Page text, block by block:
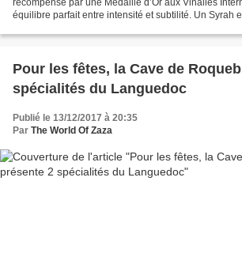
récompensé par une Médaille d’Or aux Vinalies
équilibre parfait entre intensité et subtilité. Un Syrah
Pour les fêtes, la Cave de
spécialités du Languedoc
Publié le 13/12/2017 à 20:35
Par The World Of Zaza